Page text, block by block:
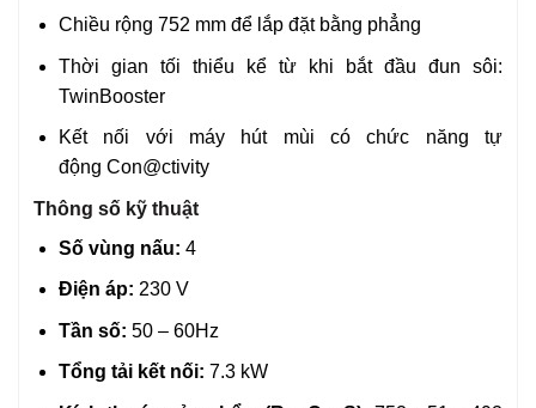
Chiều rộng 752 mm để lắp đặt bằng phẳng
Thời gian tối thiểu kể từ khi bắt đầu đun sôi:
TwinBooster
Kết nối với máy hút mùi có chức năng tự
động Con@ctivity
Thông số kỹ thuật
Số vùng nấu: 4
Điện áp: 230 V
Tần số: 50 – 60Hz
Tổng tải kết nối: 7.3 kW